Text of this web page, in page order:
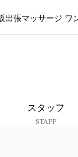
出張マッサージ ワ
スタッフ
STAFF